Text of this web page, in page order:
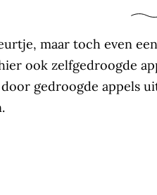
maar toch even
ook zelfgedroogde
gedroogde appels